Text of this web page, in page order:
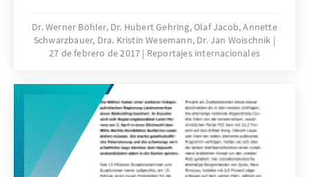
Immer mehr kommt durch Zeugenaussagen
und das Auswerten sichergestellter
Dokumente zu Tage. Es handelt sich um den
Landes. Seit einigen Wochen wird nun zudem
das Ausmaß immer deutlicher, welches das
Korruptionsnetzwerk des Baukonzerns auch
außerhalb Brasiliens angenommen hat.
Dr. Werner Böhler, Dr. Hubert Gehring, Olaf Jacob, Annette
Schwarzbauer, Dra. Kristin Wesemann, Dr. Jan Woischnik
27 de febrero de 2017
Reportajes internacionales